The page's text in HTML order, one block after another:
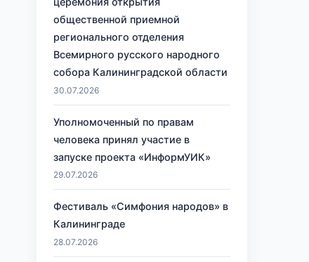
общественной приемной
регионального отделения
Всемирного русского народного
собора Калининградской области
30.07.2026
Уполномоченный по правам
человека принял участие в
запуске проекта «ИнформУИК»
29.07.2026
Фестиваль «Симфония народов» в
Калининграде
28.07.2026